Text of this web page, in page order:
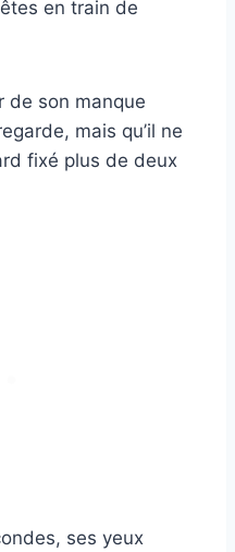
en train de
de son manque
mais qu’il ne
fixé plus de deux
ses yeux